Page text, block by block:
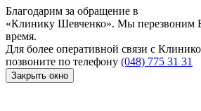
Благодарим за обращение в
«Клинику Шевченко». Мы перезвоним
время.
Для более оперативной связи с
позвоните по телефону (048) 775 31 31
Закрыть окно